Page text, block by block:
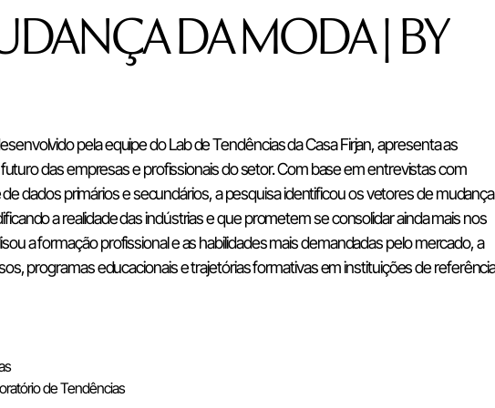
DA MODA | BY
pela equipe do Lab de Tendências da Casa Firjan, apresenta as
das empresas e profissionais do setor. Com base em entrevistas com
dados primários e secundários, a pesquisa identificou os vetores de
a realidade das indústrias e que prometem se consolidar ainda mais nos
a formação profissional e as habilidades mais demandadas pelo mercado, a
programas educacionais e trajetórias formativas em instituições de
de Tendências